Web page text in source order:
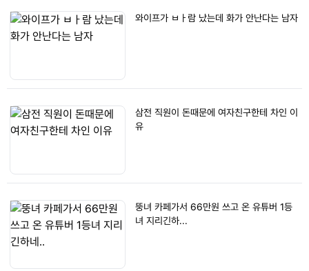
와이프가 ㅂㅏ람 났는데 화가 안난다는 남자
삼전 직원이 돈때문에 여자친구한테 차인 이
유
뚱녀 카페가서 66만원 쓰고 온 유튜버 1등
녀 지리긴하...